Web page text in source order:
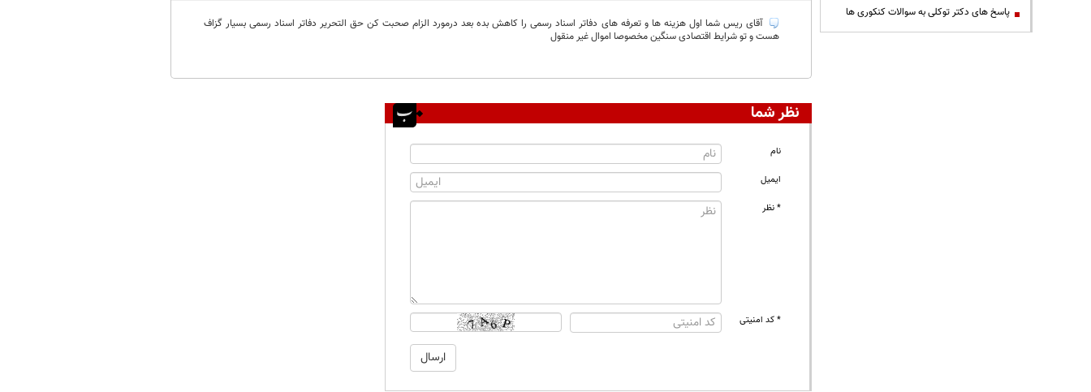
آقای ریس شما اول هزینه ها و تعرفه های دفاتر اسناد رسمی را کاهش بده بعد درمورد الزام صحبت کن حق التحریر دفاتر اسناد رسمی بسیار گزاف
هست و تو شرایط اقتصادی سنگین مخصوصا اموال غیر منقول
نظر شما
نام
ایمیل
* نظر
* کد امنیتی
پاسخ های دکتر توکلی به سوالات کنکوری ها